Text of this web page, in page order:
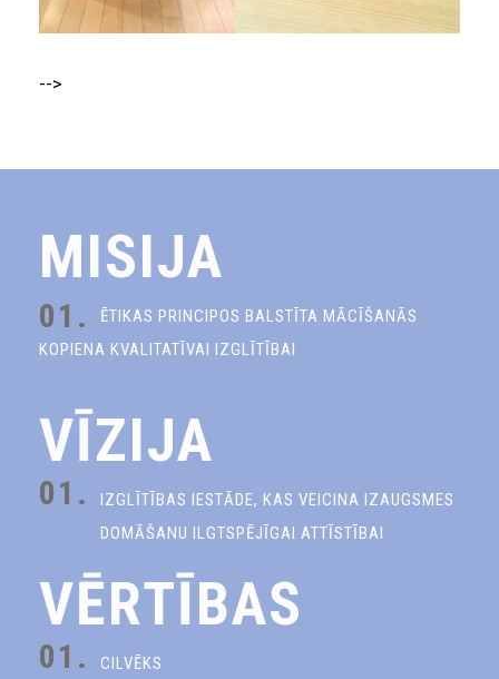
-->
MISIJA
01.
ĒTIKAS PRINCIPOS BALSTĪTA MĀCĪŠANĀS
KOPIENA KVALITATĪVAI IZGLĪTĪBAI
VĪZIJA
01.
IZGLĪTĪBAS IESTĀDE, KAS VEICINA IZAUGSMES
DOMĀŠANU ILGTSPĒJĪGAI ATTĪSTĪBAI
VĒRTĪBAS
01. CILVĒKS